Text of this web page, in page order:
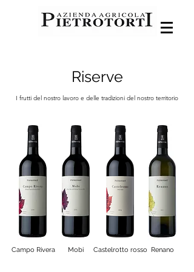
Riserve
I frutti del nostro lavoro e delle tradizioni del nostro territorio
Campo Rivera Mobi Castelrotto rosso Renano